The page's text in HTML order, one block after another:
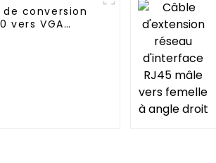
de conversion
vers VGA